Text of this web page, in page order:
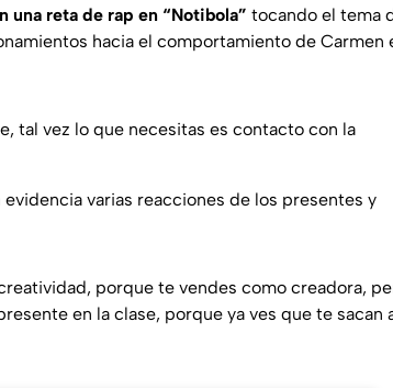
una reta de rap en “Notibola” tocando el tema
hacia el comportamiento de Carmen
tal vez lo que necesitas es contacto con la
varias reacciones de los presentes y
porque te vendes como creadora,
en la clase, porque ya ves que te sacan